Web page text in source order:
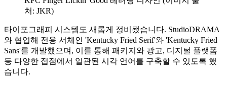
처: JKR)
타이포그래피 시스템도 새롭게 정비됐습니다. StudioDRAMA
와 협업해 전용 서체인 'Kentucky Fried Serif'와 'Kentucky Fried
Sans'를 개발했으며, 이를 통해 패키지와 광고, 디지털 플랫폼
등 다양한 접점에서 일관된 시각 언어를 구축할 수 있도록 했
습니다.